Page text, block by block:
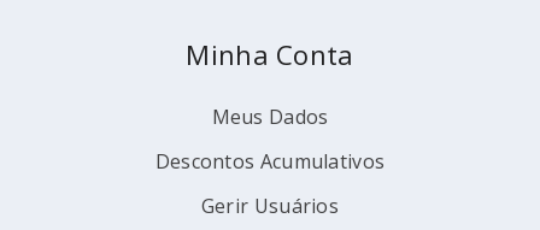
Minha Conta
Meus Dados
Descontos Acumulativos
Gerir Usuários